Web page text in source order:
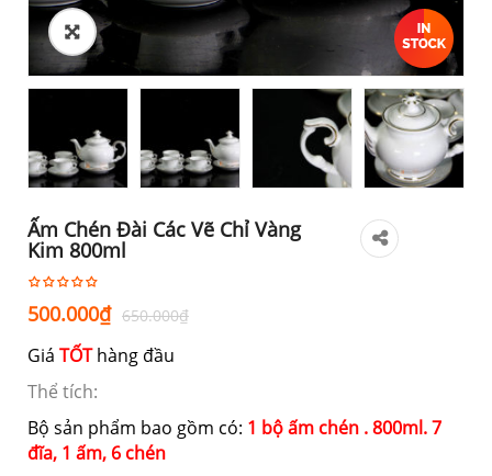
Ấm Chén Đài Các Vẽ Chỉ Vàng
Kim 800ml
650.000₫Giá
500.000₫
Giá
500.000₫.
Giá TỐThàng đầu
Thể tích:
Bộ sản phẩm bao gồm có: 1 bộ ấm chén . 800ml. 7
đĩa, 1 ấm, 6 chén